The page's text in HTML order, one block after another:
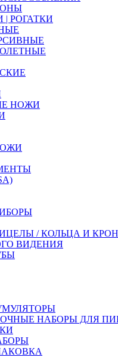
| РОГАТКИ
НОЖИ
/ КОЛЬЦА И
ВИДЕНИЯ
НАБОРЫ ДЛЯ